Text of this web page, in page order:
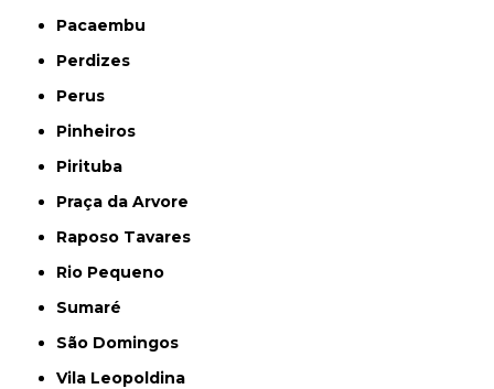
Pacaembu
Perdizes
Perus
Pinheiros
Pirituba
Praça da Arvore
Raposo Tavares
Rio Pequeno
Sumaré
São Domingos
Vila Leopoldina